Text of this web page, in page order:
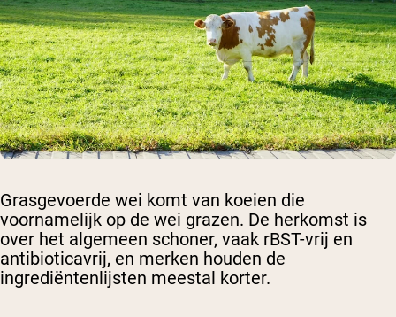
Grasgevoerde wei komt van koeien die
voornamelijk op de wei grazen. De herkomst is
over het algemeen schoner, vaak rBST-vrij en
antibioticavrij, en merken houden de
ingrediëntenlijsten meestal korter.